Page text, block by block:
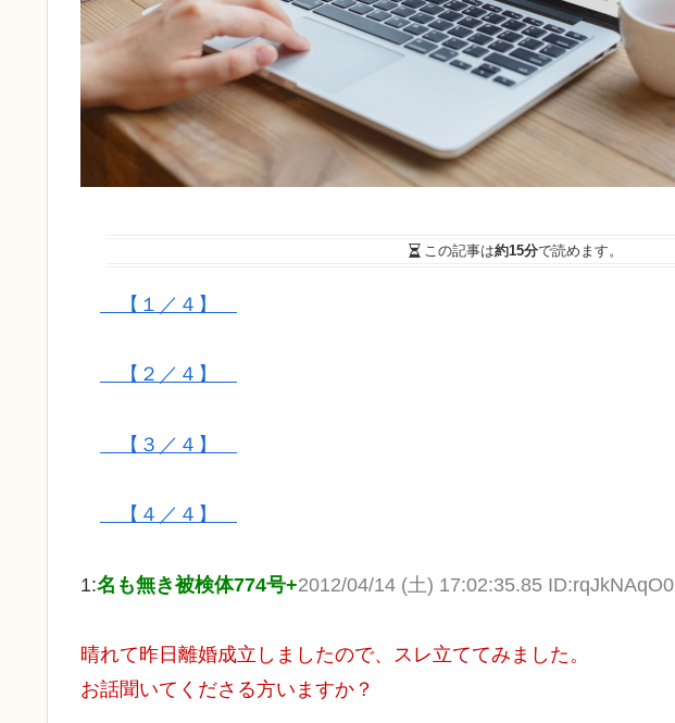
この記事は約15分で読めます。
【１／４】
【２／４】
【３／４】
【４／４】
1:名も無き被検体774号+2012/04/14 (土) 17:02:35.85 ID:rqJkNAqO0
晴れて昨日離婚成立しましたので、スレ立ててみました。
お話聞いてくださる方いますか？